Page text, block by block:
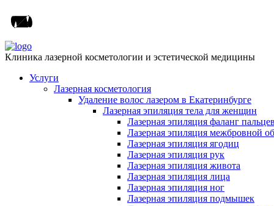
Клиника лазерной косметологии и эстетической медицины
Услуги
Лазерная косметология
Удаление волос лазером в Екатеринбурге
Лазерная эпиляция тела для женщин
Лазерная эпиляция фаланг пальцев
Лазерная эпиляция межбровной
Лазерная эпиляция ягодиц
Лазерная эпиляция рук
Лазерная эпиляция живота
Лазерная эпиляция лица
Лазерная эпиляция ног
Лазерная эпиляция подмышек